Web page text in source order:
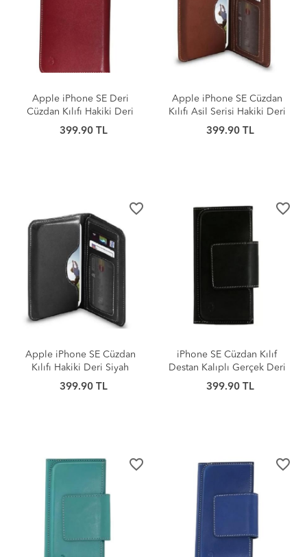
Apple iPhone SE Deri
Cüzdan Kılıfı Hakiki Deri
Bordo
399.90 TL
Apple iPhone SE Cüzdan
Kılıfı Asil Serisi Hakiki Deri
Kahverengi
399.90 TL
favorite_border
Apple iPhone SE Cüzdan
Kılıfı Hakiki Deri Siyah
399.90 TL
favorite_border
iPhone SE Cüzdan Kılıf
Destan Kalıplı Gerçek Deri
399.90 TL
favorite_border favorite_border